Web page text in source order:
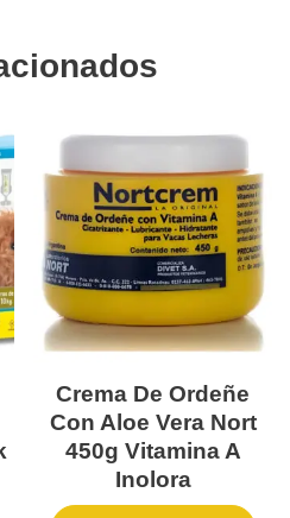
Crema De Ordeñe
Con Aloe Vera Nort
450g Vitamina A
Inolora